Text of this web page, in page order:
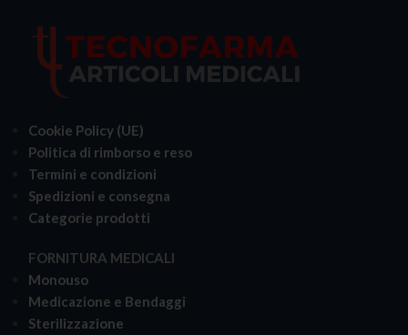
Cookie Policy (UE)
Politica di rimborso e reso
Termini e condizioni
Spedizioni e consegna
Categorie prodotti
FORNITURA MEDICALI
Monouso
Medicazione e Bendaggi
Sterilizzazione